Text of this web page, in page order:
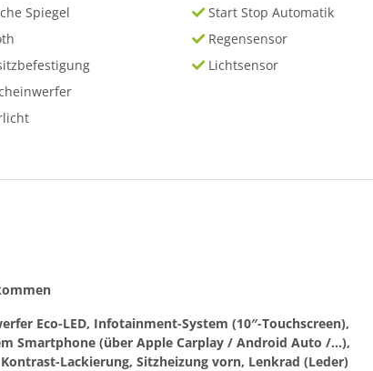
Spiegel
Start Stop Automatik
Regensensor
Lichtsensor
Eco-LED, Infotainment-System (10″-Touchscreen),
Smartphone (über Apple Carplay / Android Auto /…),
Lackierung, Sitzheizung vorn, Lenkrad (Leder)